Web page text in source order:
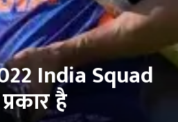
India Squad
है